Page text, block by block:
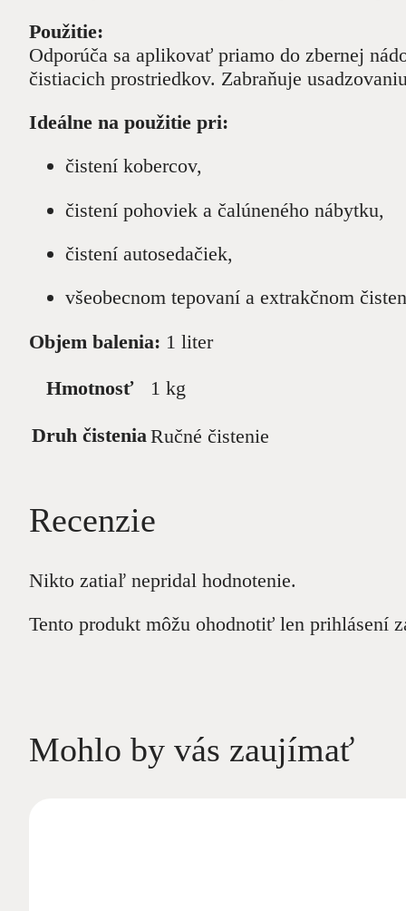
Použitie:
Odporúča sa aplikovať priamo do zbernej
čistiacich prostriedkov. Zabraňuje
Ideálne na použitie pri:
čistení kobercov,
čistení pohoviek a čalúneného nábytku,
čistení autosedačiek,
všeobecnom tepovaní a extrakčnom
Objem balenia: 1 liter
Hmotnosť 1 kg
Druh čisteniaRučné čistenie
Recenzie
Nikto zatiaľ nepridal hodnotenie.
Tento produkt môžu ohodnotiť len prihlásení
Mohlo by vás zaujímať